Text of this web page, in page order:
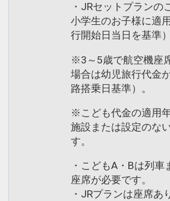
・JRセットプランの
小学生のお子様に適
行開始日当日を基準）
※3～5歳で航空機座
場合は幼児旅行代金
路搭乗日基準）。
※こども代金の適用
施設または設定のな
す。
・こどもA・Bは列
座席が必要です。
・JRプランは座席あ